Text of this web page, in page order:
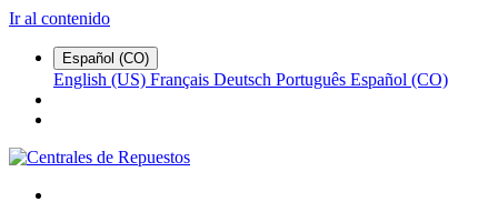
Ir al contenido
Español (CO)
English (US) Français Deutsch Português Español (CO)